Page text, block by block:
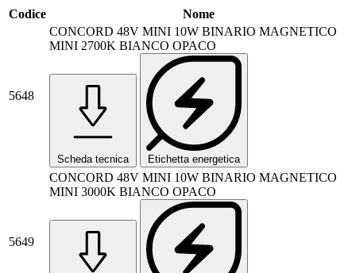
Codice Nome
5648
CONCORD 48V MINI 10W BINARIO MAGNETICO
MINI 2700K BIANCO OPACO
Scheda tecnica Etichetta energetica
5649
CONCORD 48V MINI 10W BINARIO MAGNETICO
MINI 3000K BIANCO OPACO